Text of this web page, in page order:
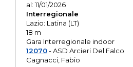
al: 11/01/2026
Interregionale
Lazio: Latina (LT)
18 m
Gara Interregionale indoor
12070- ASD Arcieri Del Falco
Cagnacci, Fabio